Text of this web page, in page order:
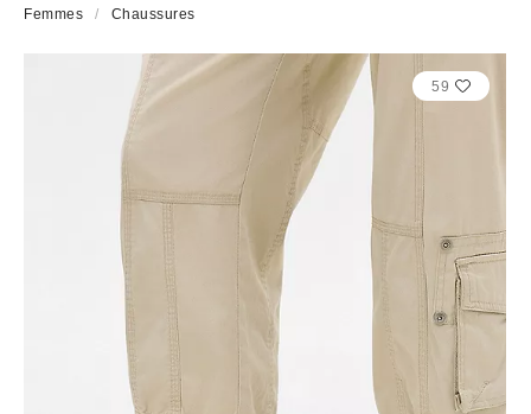
Femmes Chaussures
59